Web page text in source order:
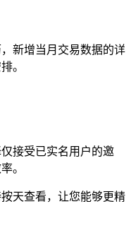
新增当月交易数据的详
。
接受已实名用户的邀
。
天查看，让您能够更精